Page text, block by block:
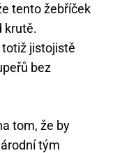
tento žebříček
krutě.
jistojistě
bez
tom, že by
tým